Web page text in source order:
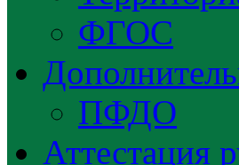
ФГОС
ПФДО
Аттестация